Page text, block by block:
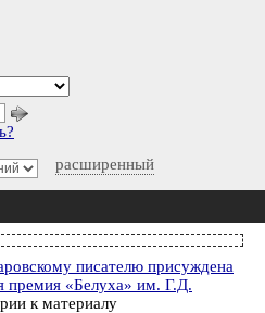
расширенный
писателю присуждена
премия «Белуха» им. Г.Д.
к материалу